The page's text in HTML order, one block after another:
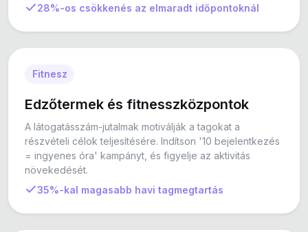
28%-os csökkenés az elmaradt időpontoknál
Fitnesz
Edzőtermek és fitnesszközpontok
A látogatásszám-jutalmak motiválják a tagokat a
részvételi célok teljesítésére. Indítson '10 bejelentkezés
= ingyenes óra' kampányt, és figyelje az aktivitás
növekedését.
35%-kal magasabb havi tagmegtartás